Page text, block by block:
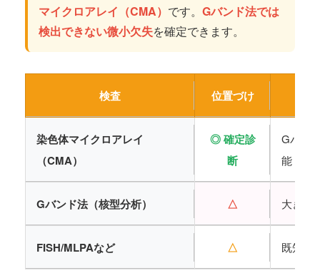
マイクロアレイ（CMA） です。 Gバンド法では
検出できない微小欠失を確定できます。
検査 位置づけ
染色体マイクロアレイ
（CMA）
◎ 確定診
断
Gバン
能
Gバンド法（核型分析） △ 大きな
FISH/MLPAなど △ 既知領